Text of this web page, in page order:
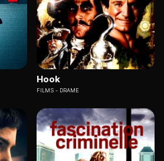
Hook
FILMS DRAME